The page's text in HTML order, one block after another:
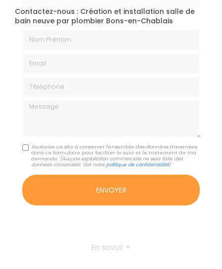
Contactez-nous : Création et installation salle de
bain neuve par plombier Bons-en-Chablais
Message
J'autorise ce site à conserver l'ensemble des données transmises
dans ce formulaire pour faciliter le suivi et le traitement de ma
demande. (Aucune exploitation commerciale ne sera faite des
données conservées. Voir notrepolitique de confidentialité)
En savoir +